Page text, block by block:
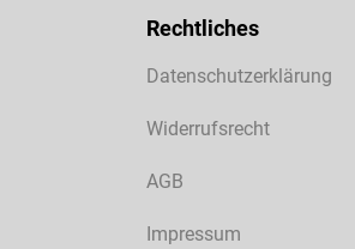
Rechtliches
Datenschutzerklärung
Widerrufsrecht
AGB
Impressum